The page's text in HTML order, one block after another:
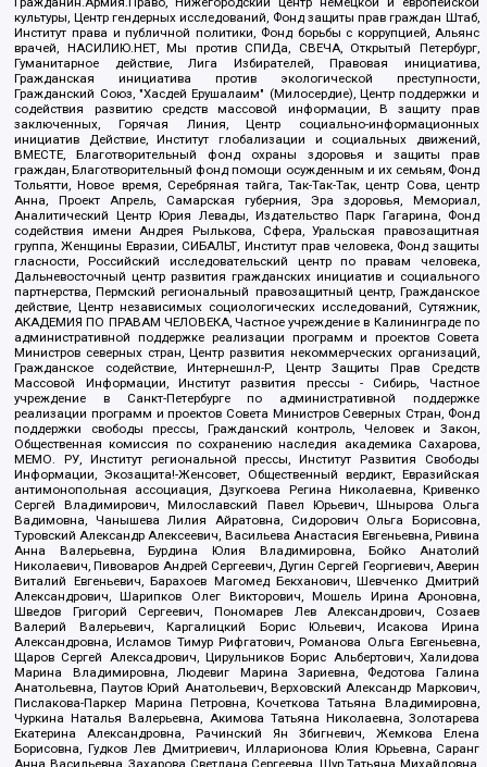
культуры, Центр гендерных исследований, Фонд защиты прав граждан Штаб,
Институт права и публичной политики, Фонд борьбы с коррупцией, Альянс
врачей, НАСИЛИЮ.НЕТ, Мы против СПИДа, СВЕЧА, Открытый Петербург,
Гуманитарное действие, Лига Избирателей, Правовая инициатива,
Гражданская инициатива против экологической преступности,
Гражданский Союз, "Хасдей Ерушалаим" (Милосердие), Центр поддержки и
содействия развитию средств массовой информации, В защиту прав
заключенных, Горячая Линия, Центр социально-информационных
инициатив Действие, Институт глобализации и социальных движений,
ВМЕСТЕ, Благотворительный фонд охраны здоровья и защиты прав
граждан, Благотворительный фонд помощи осужденным и их семьям, Фонд
Тольятти, Новое время, Серебряная тайга, Так-Так-Так, центр Сова, центр
Анна, Проект Апрель, Самарская губерния, Эра здоровья, Мемориал,
Аналитический Центр Юрия Левады, Издательство Парк Гагарина, Фонд
содействия имени Андрея Рылькова, Сфера, Уральская правозащитная
группа, Женщины Евразии, СИБАЛЬТ, Институт прав человека, Фонд защиты
гласности, Российский исследовательский центр по правам человека,
Дальневосточный центр развития гражданских инициатив и социального
партнерства, Пермский региональный правозащитный центр, Гражданское
действие, Центр независимых социологических исследований, Сутяжник,
АКАДЕМИЯ ПО ПРАВАМ ЧЕЛОВЕКА, Частное учреждение в Калининграде по
административной поддержке реализации программ и проектов Совета
Министров северных стран, Центр развития некоммерческих организаций,
Гражданское содействие, Интернешнл-Р, Центр Защиты Прав Средств
Массовой Информации, Институт развития прессы - Сибирь, Частное
учреждение в Санкт-Петербурге по административной поддержке
реализации программ и проектов Совета Министров Северных Стран, Фонд
поддержки свободы прессы, Гражданский контроль, Человек и Закон,
Общественная комиссия по сохранению наследия академика Сахарова,
МЕМО. РУ, Институт региональной прессы, Институт Развития Свободы
Информации, Экозащита!-Женсовет, Общественный вердикт, Евразийская
антимонопольная ассоциация, Дзугкоева Регина Николаевна, Кривенко
Сергей Владимирович, Милославский Павел Юрьевич, Шнырова Ольга
Вадимовна, Чанышева Лилия Айратовна, Сидорович Ольга Борисовна,
Туровский Александр Алексеевич, Васильева Анастасия Евгеньевна, Ривина
Анна Валерьевна, Бурдина Юлия Владимировна, Бойко Анатолий
Николаевич, Пивоваров Андрей Сергеевич, Дугин Сергей Георгиевич, Аверин
Виталий Евгеньевич, Барахоев Магомед Бекханович, Шевченко Дмитрий
Александрович, Шарипков Олег Викторович, Мошель Ирина Ароновна,
Шведов Григорий Сергеевич, Пономарев Лев Александрович, Созаев
Валерий Валерьевич, Каргалицкий Борис Юльевич, Исакова Ирина
Александровна, Исламов Тимур Рифгатович, Романова Ольга Евгеньевна,
Щаров Сергей Алексадрович, Цирульников Борис Альбертович, Халидова
Марина Владимировна, Людевиг Марина Зариевна, Федотова Галина
Анатольевна, Паутов Юрий Анатольевич, Верховский Александр Маркович,
Пислакова-Паркер Марина Петровна, Кочеткова Татьяна Владимировна,
Чуркина Наталья Валерьевна, Акимова Татьяна Николаевна, Золотарева
Екатерина Александровна, Рачинский Ян Збигневич, Жемкова Елена
Борисовна, Гудков Лев Дмитриевич, Илларионова Юлия Юрьевна, Саранг